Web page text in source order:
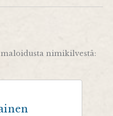
nimikilvestä: